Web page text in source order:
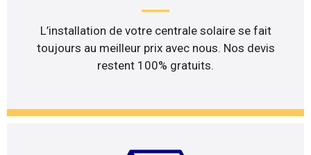
L’installation de votre centrale solaire se fait
toujours au meilleur prix avec nous. Nos devis
restent 100% gratuits.